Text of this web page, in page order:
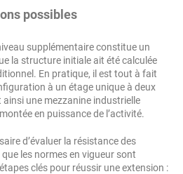
possibles
supplémentaire constitue un
la structure initiale ait été calculée
En pratique, il est tout à fait
à un étage unique à deux
une mezzanine industrielle
en puissance de l’activité.
d’évaluer la résistance des
les normes en vigueur sont
clés pour réussir une extension :